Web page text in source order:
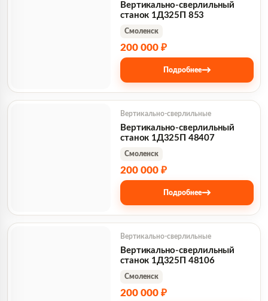
Вертикально-сверлильный
станок 1Д325П 853
200 000 ₽
Смоленск
Подробнее→
Вертикально-сверлильный
станок 1Д325П 48407
Вертикально-сверлильные
200 000 ₽
Смоленск
Подробнее→
Вертикально-сверлильный
станок 1Д325П 48106
Вертикально-сверлильные
200 000 ₽
Смоленск